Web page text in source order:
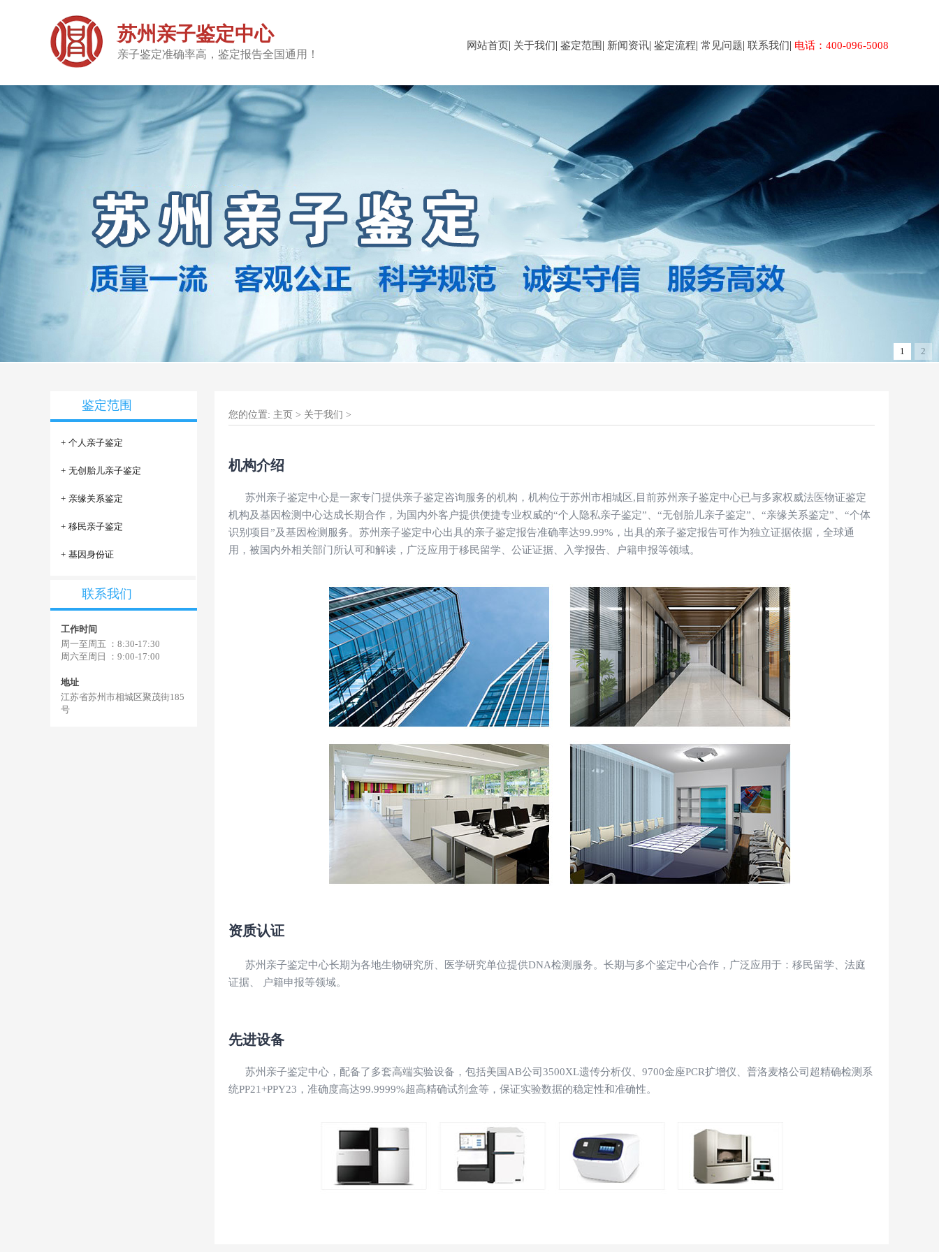
苏州亲子鉴定中心
亲子鉴定准确率高，鉴定报告全国通用！
网站首页| 关于我们| 鉴定范围 | 新闻资讯| 鉴定流程| 常见问题| 联系我们| 电话：400-096-5008
1 2
鉴定范围
+ 个人亲子鉴定
+ 无创胎儿亲子鉴定
+ 亲缘关系鉴定
+ 移民亲子鉴定
+ 基因身份证
联系我们
工作时间
周一至周五 ：8:30-17:30
周六至周日 ：9:00-17:00
地址
江苏省苏州市相城区聚茂街185
号
您的位置: 主页 > 关于我们 >
机构介绍
苏州亲子鉴定中心是一家专门提供亲子鉴定咨询服务的机构，机构位于苏州市相城区,目前苏州亲子鉴定中心已与多家权威法医物证鉴定
机构及基因检测中心达成长期合作，为国内外客户提供便捷专业权威的“个人隐私亲子鉴定”、“无创胎儿亲子鉴定”、“亲缘关系鉴定”、“个体
识别项目”及基因检测服务。苏州亲子鉴定中心出具的亲子鉴定报告准确率达99.99%，出具的亲子鉴定报告可作为独立证据依据，全球通
用，被国内外相关部门所认可和解读，广泛应用于移民留学、公证证据、入学报告、户籍申报等领域。
资质认证
苏州亲子鉴定中心长期为各地生物研究所、医学研究单位提供DNA检测服务。长期与多个鉴定中心合作，广泛应用于：移民留学、法庭
证据、 户籍申报等领域。
先进设备
苏州亲子鉴定中心，配备了多套高端实验设备，包括美国AB公司3500XL遗传分析仪、9700金座PCR扩增仪、普洛麦格公司超精确检测系
统PP21+PPY23，准确度高达99.9999%超高精确试剂盒等，保证实验数据的稳定性和准确性。